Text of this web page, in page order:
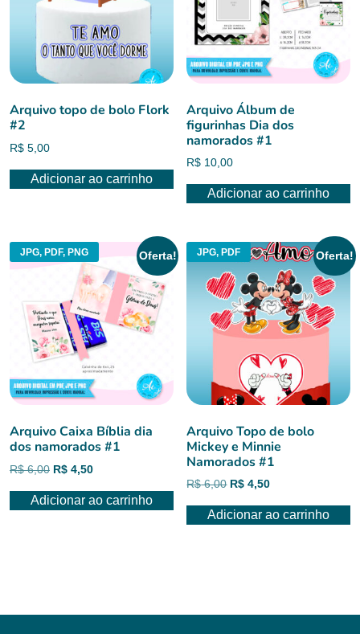
Arquivo topo de bolo Flork
#2
R$ 5,00
Adicionar ao carrinho
Arquivo Álbum de
figurinhas Dia dos
namorados #1
R$ 10,00
Adicionar ao carrinho
JPG, PDF, PNG Oferta!
Arquivo Caixa Bíblia dia
dos namorados #1
R$6,00 O
original
R$ 4,50O
atual
Adicionar ao carrinho
JPG, PDF Oferta!
Arquivo Topo de bolo
Mickey e Minnie
Namorados #1
R$6,00 O
original
R$ 4,50O
atual
Adicionar ao carrinho